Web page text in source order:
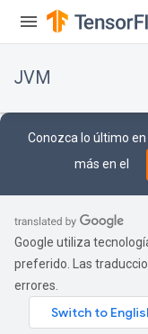
JVM
Conozca lo último
más en el
Google utiliza
preferido. Las
errores.